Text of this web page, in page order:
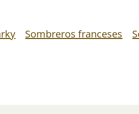
Sombreros franceses